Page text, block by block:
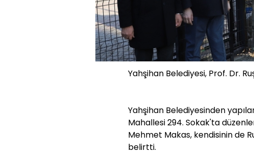
Yahşihan Belediyesi, Prof. Dr.
Yahşihan Belediyesinden
Mahallesi 294. Sokak'ta
Mehmet Makas, kendisinin de
belirtti.